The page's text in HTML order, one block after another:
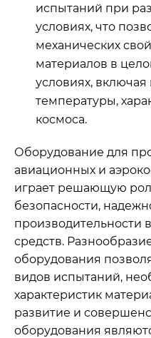
испытаний при
условиях, что
механических
материалов в
условиях,
температуры,
космоса.
Оборудование для
авиационных и
играет решающую
безопасности,
производительности
средств.
оборудования
видов испытаний,
характеристик
развитие и
оборудования